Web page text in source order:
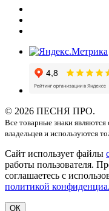
© 2026 ПЕСНЯ ПРО.
Все товарные знаки
владельцев и используются
Сайт использует файлы
работы пользователя.
соглашаетесь с
политикой
ОК